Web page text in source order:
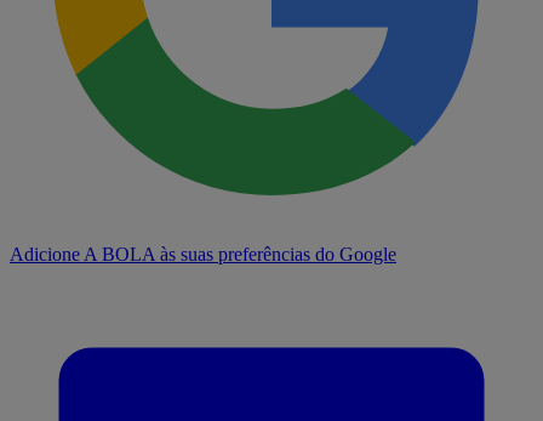
Adicione A BOLA às suas preferências do Google